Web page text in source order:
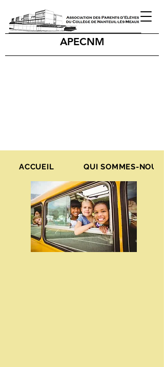
APECNM
ACCUEIL QUI SOMMES-NOUS ?